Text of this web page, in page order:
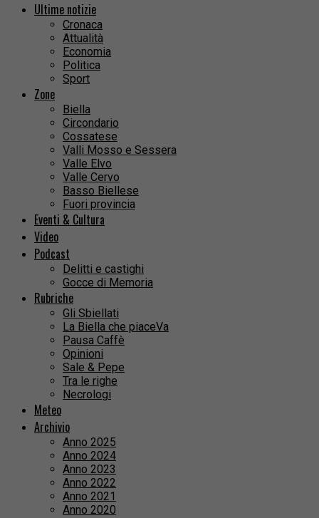
Ultime notizie
Cronaca
Attualità
Economia
Politica
Sport
Zone
Biella
Circondario
Cossatese
Valli Mosso e Sessera
Valle Elvo
Valle Cervo
Basso Biellese
Fuori provincia
Eventi & Cultura
Video
Podcast
Delitti e castighi
Gocce di Memoria
Rubriche
Gli Sbiellati
La Biella che piaceVa
Pausa Caffè
Opinioni
Sale & Pepe
Tra le righe
Necrologi
Meteo
Archivio
Anno 2025
Anno 2024
Anno 2023
Anno 2022
Anno 2021
Anno 2020